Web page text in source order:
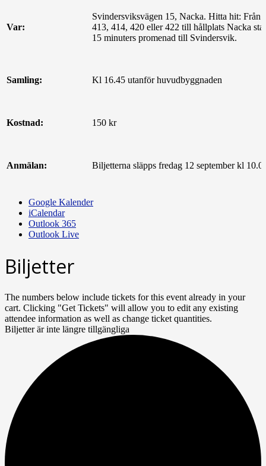
Var:
Svindersviksvägen 15, Nacka. Hitta hit: Från
413, 414, 420 eller 422 till hållplats Nacka
15 minuters promenad till Svindersvik.
Samling: Kl 16.45 utanför huvudbyggnaden
Kostnad: 150 kr
Anmälan: Biljetterna släpps fredag 12 september kl
Google Kalender
iCalendar
Outlook 365
Outlook Live
Biljetter
The numbers below include tickets for this event already in your
cart. Clicking "Get Tickets" will allow you to edit any existing
attendee information as well as change ticket quantities.
Biljetter är inte längre tillgängliga